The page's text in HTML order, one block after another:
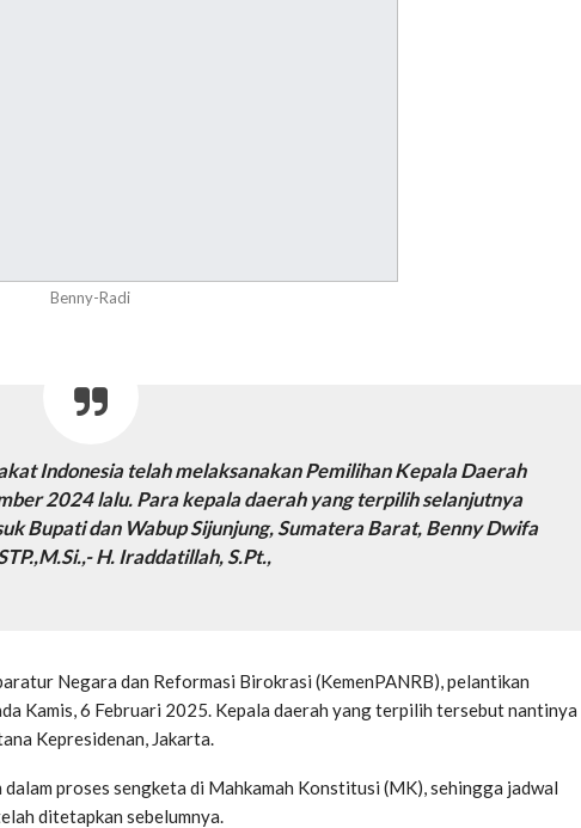
Benny-Radi
Indonesia telah melaksanakan Pemilihan Kepala Daerah
2024 lalu. Para kepala daerah yang terpilih selanjutnya
Bupati dan Wabup Sijunjung, Sumatera Barat, Benny Dwifa
H. Iraddatillah, S.Pt.,
Negara dan Reformasi Birokrasi (KemenPANRB), pelantikan
Kamis, 6 Februari 2025. Kepala daerah yang terpilih tersebut nantinya
Kepresidenan, Jakarta.
proses sengketa di Mahkamah Konstitusi (MK), sehingga jadwal
ditetapkan sebelumnya.